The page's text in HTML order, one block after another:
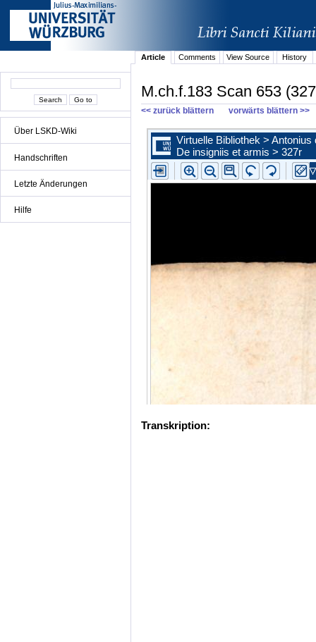
Über LSKD-Wiki
Handschriften
Letzte Änderungen
Hilfe
Article Comments View Source History
M.ch.f.183 Scan 653
<< zurück blättern vorwärts blättern >>
Transkription: